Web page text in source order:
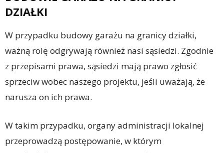
DZIAŁKI
W przypadku budowy garażu na granicy działki,
ważną rolę odgrywają również nasi sąsiedzi. Zgodnie
z przepisami prawa, sąsiedzi mają prawo zgłosić
sprzeciw wobec naszego projektu, jeśli uważają, że
narusza on ich prawa.
W takim przypadku, organy administracji lokalnej
przeprowadzą postępowanie, w którym